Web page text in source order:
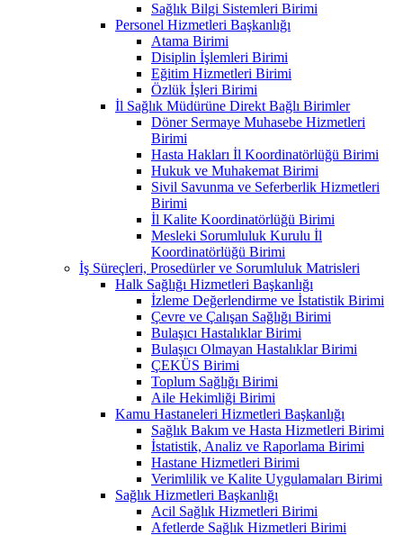
Sağlık Bilgi Sistemleri Birimi
Personel Hizmetleri Başkanlığı
Atama Birimi
Disiplin İşlemleri Birimi
Eğitim Hizmetleri Birimi
Özlük İşleri Birimi
İl Sağlık Müdürüne Direkt Bağlı Birimler
Döner Sermaye Muhasebe Hizmetleri
Birimi
Hasta Hakları İl Koordinatörlüğü Birimi
Hukuk ve Muhakemat Birimi
Sivil Savunma ve Seferberlik Hizmetleri
Birimi
İl Kalite Koordinatörlüğü Birimi
Mesleki Sorumluluk Kurulu İl
Koordinatörlüğü Birimi
İş Süreçleri, Prosedürler ve Sorumluluk Matrisleri
Halk Sağlığı Hizmetleri Başkanlığı
İzleme Değerlendirme ve İstatistik Birimi
Çevre ve Çalışan Sağlığı Birimi
Bulaşıcı Hastalıklar Birimi
Bulaşıcı Olmayan Hastalıklar Birimi
ÇEKÜS Birimi
Toplum Sağlığı Birimi
Aile Hekimliği Birimi
Kamu Hastaneleri Hizmetleri Başkanlığı
Sağlık Bakım ve Hasta Hizmetleri Birimi
İstatistik, Analiz ve Raporlama Birimi
Hastane Hizmetleri Birimi
Verimlilik ve Kalite Uygulamaları Birimi
Sağlık Hizmetleri Başkanlığı
Acil Sağlık Hizmetleri Birimi
Afetlerde Sağlık Hizmetleri Birimi